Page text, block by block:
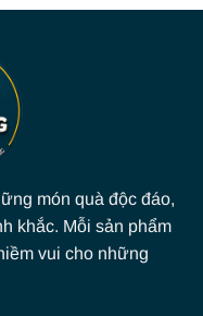
món quà độc đáo,
khắc. Mỗi sản phẩm
vui cho những